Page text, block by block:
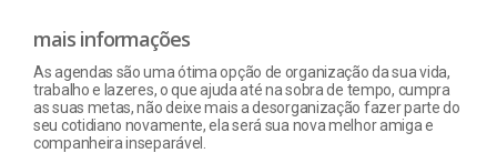
mais informações
As agendas são uma ótima opção de organização da sua vida,
trabalho e lazeres, o que ajuda até na sobra de tempo, cumpra
as suas metas, não deixe mais a desorganização fazer parte do
seu cotidiano novamente, ela será sua nova melhor amiga e
companheira inseparável.